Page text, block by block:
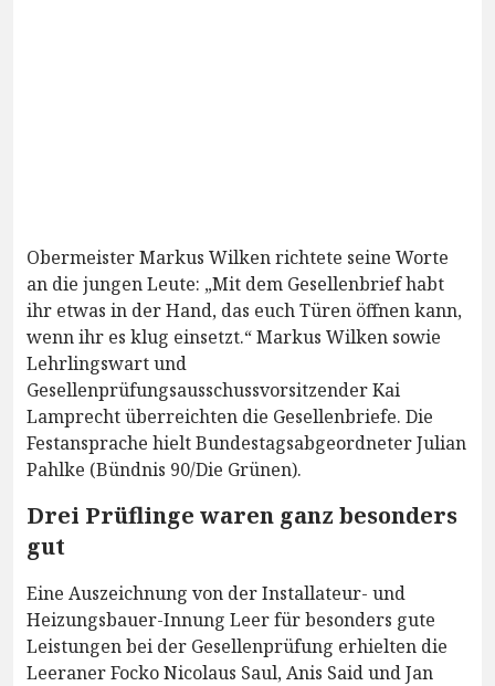
Obermeister Markus Wilken richtete seine Worte
an die jungen Leute: „Mit dem Gesellenbrief habt
ihr etwas in der Hand, das euch Türen öffnen kann,
wenn ihr es klug einsetzt.“ Markus Wilken sowie
Lehrlingswart und
Gesellenprüfungsausschussvorsitzender Kai
Lamprecht überreichten die Gesellenbriefe. Die
Festansprache hielt Bundestagsabgeordneter Julian
Pahlke (Bündnis 90/Die Grünen).
Drei Prüflinge waren ganz besonders
gut
Eine Auszeichnung von der Installateur- und
Heizungsbauer-Innung Leer für besonders gute
Leistungen bei der Gesellenprüfung erhielten die
Leeraner Focko Nicolaus Saul, Anis Said und Jan